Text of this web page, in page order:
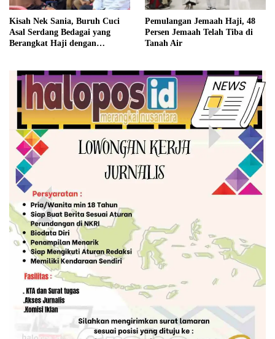
Kisah Nek Sania, Buruh Cuci
Asal Serdang Bedagai yang
Berangkat Haji dengan
Pemulangan Jemaah Haji, 48
Persen Jemaah Telah Tiba di
Tanah Air